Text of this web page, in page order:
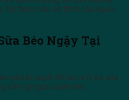
tùy thuộc vào sở thích của người
Béo Ngậy Tại
phá bí quyết để tạo ra ly trà sữa
kém gì ngoài quán nhé.